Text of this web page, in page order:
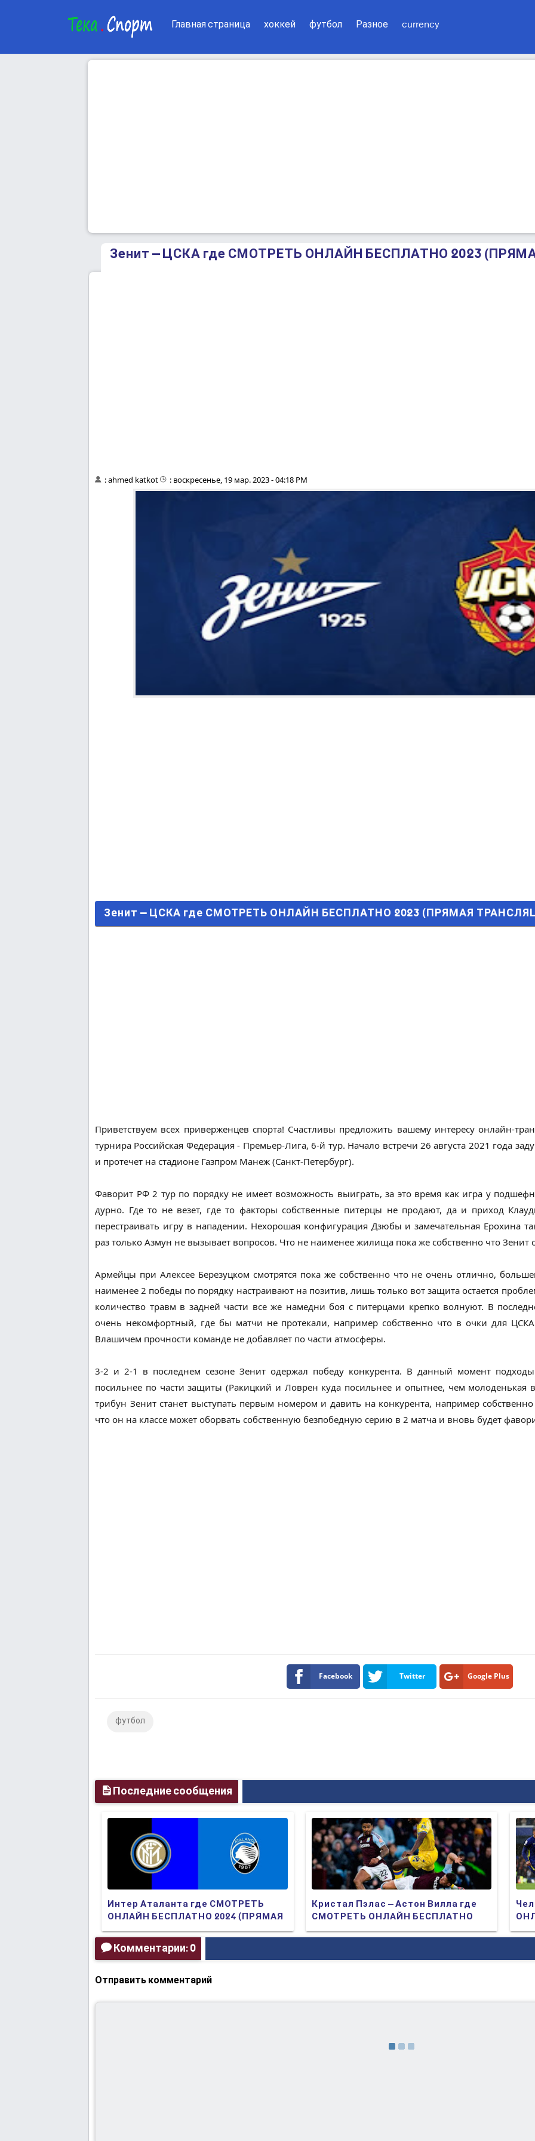
Главная страница хоккей футбол Разное currency
Зенит – ЦСКА где СМОТРЕТЬ ОНЛАЙН БЕСПЛАТНО 2023
:ahmed katkot : воскресенье, 19 мар. 2023 - 04:18 PM
Зенит – ЦСКА где СМОТРЕТЬ ОНЛАЙН БЕСПЛАТНО 2023 (ПРЯМАЯ ТРАНСЛЯЦИЯ)
Зенит – ЦСКА где СМОТРЕТЬ ОНЛАЙН БЕСПЛАТНО 2023 (ПРЯМАЯ
Приветствуем всех приверженцев спорта! Счастливы предложить вашему интересу онлайн-
турнира Российская Федерация - Премьер-Лига, 6-й тур. Начало встречи 26 августа 2021 года
и протечет на стадионе Газпром Манеж (Санкт-Петербург).
Фаворит РФ 2 тур по порядку не имеет возможность выиграть, за это время как игра у
дурно. Где то не везет, где то факторы собственные питерцы не продают, да и приход
перестраивать игру в нападении. Нехорошая конфигурация Дзюбы и замечательная Ерохина
раз только Азмун не вызывает вопросов. Что не наименее жилища пока же собственно что Зенит
Армейцы при Алексее Березуцком смотрятся пока же собственно что не очень отлично,
наименее 2 победы по порядку настраивают на позитив, лишь только вот защита остается
количество травм в задней части все же намедни боя с питерцами крепко волнуют. В
очень некомфортный, где бы матчи не протекали, например собственно что в очки для
Влашичем прочности команде не добавляет по части атмосферы.
3-2 и 2-1 в последнем сезоне Зенит одержал победу конкурента. В данный момент
посильнее по части защиты (Ракицкий и Ловрен куда посильнее и опытнее, чем
трибун Зенит станет выступать первым номером и давить на конкурента, например
что он на классе может оборвать собственную безпобедную серию в 2 матча и вновь будет
Facebook Twitter Google Plus
футбол
Последние сообщения
Кристал Пэлас – Астон Вилла где
СМОТРЕТЬ ОНЛАЙН БЕСПЛАТНО
2025 (ПРЯМАЯ ТРАНСЛЯЦИЯ)
Интер Аталанта где СМОТРЕТЬ
ОНЛАЙН БЕСПЛАТНО 2024 (ПРЯМАЯ
ТРАНСЛЯЦИЯ)
Комментарии: 0
Отправить комментарий